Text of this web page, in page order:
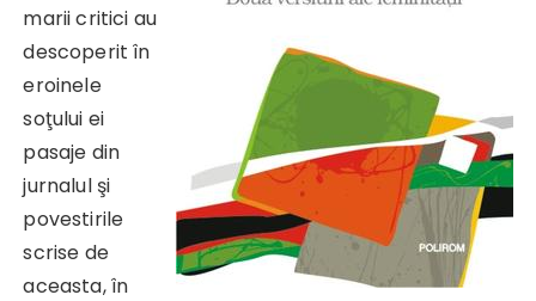
marii critici au
descoperit în
eroinele
soţului ei
pasaje din
jurnalul şi
povestirile
scrise de
aceasta, în